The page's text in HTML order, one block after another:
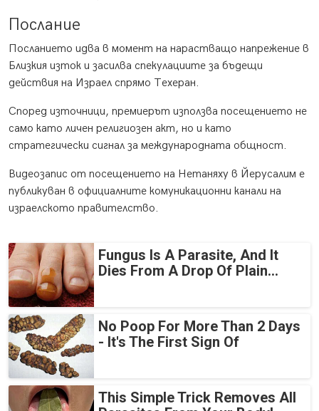
Послание
Посланието идва в момент на нарастващо напрежение в
Близкия изток и засилва спекулациите за бъдещи
действия на Израел спрямо Техеран.
Според източници, премиерът използва посещението не
само като личен религиозен акт, но и като
стратегически сигнал за международната общност.
Видеозапис от посещението на Нетаняху в Йерусалим е
публикуван в официалните комуникационни канали на
израелското правителство.
Fungus Is A Parasite, And It
Dies From A Drop Of Plain...
No Poop For More Than 2 Days
- It's The First Sign Of
This Simple Trick Removes All